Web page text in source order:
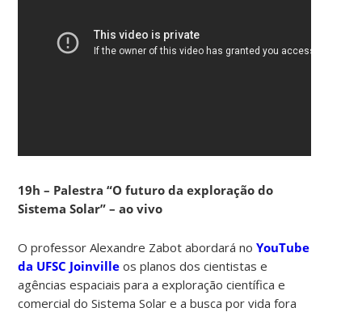
19h – Palestra “O futuro da exploração do
Sistema Solar” – ao vivo
O professor Alexandre Zabot abordará noYouTube
da UFSC Joinville os planos dos cientistas e
agências espaciais para a exploração científica e
comercial do Sistema Solar e a busca por vida fora